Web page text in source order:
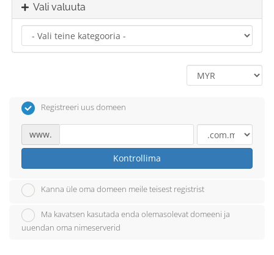
Vali valuuta
Registreeri uus domeen
www.
Kontrollima
Kanna üle oma domeen meile teisest registrist
Ma kavatsen kasutada enda olemasolevat domeeni ja
uuendan oma nimeserverid